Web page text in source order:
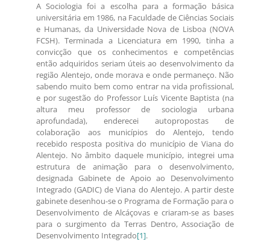
A Sociologia foi a escolha para a formação básica
universitária em 1986, na Faculdade de Ciências Sociais
e Humanas, da Universidade Nova de Lisboa (NOVA
FCSH). Terminada a Licenciatura em 1990, tinha a
convicção que os conhecimentos e competências
então adquiridos seriam úteis ao desenvolvimento da
região Alentejo, onde morava e onde permaneço. Não
sabendo muito bem como entrar na vida profissional,
e por sugestão do Professor Luís Vicente Baptista (na
altura meu professor de sociologia urbana
aprofundada), enderecei autopropostas de
colaboração aos municípios do Alentejo, tendo
recebido resposta positiva do município de Viana do
Alentejo. No âmbito daquele município, integrei uma
estrutura de animação para o desenvolvimento,
designada Gabinete de Apoio ao Desenvolvimento
Integrado (GADIC) de Viana do Alentejo. A partir deste
gabinete desenhou-se o Programa de Formação para o
Desenvolvimento de Alcáçovas e criaram-se as bases
para o surgimento da Terras Dentro, Associação de
Desenvolvimento Integrado[1].